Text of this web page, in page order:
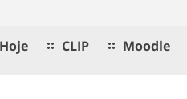
Hoje CLIP Moodle